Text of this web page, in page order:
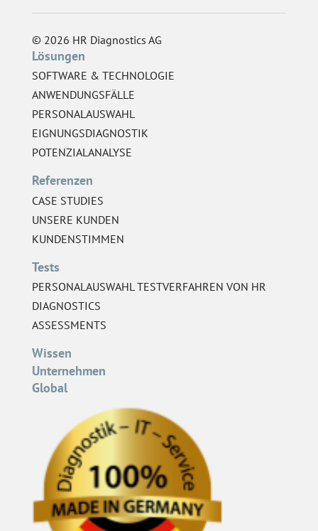
© 2026 HR Diagnostics AG
Lösungen
SOFTWARE & TECHNOLOGIE
ANWENDUNGSFÄLLE
PERSONALAUSWAHL
EIGNUNGSDIAGNOSTIK
POTENZIALANALYSE
Referenzen
CASE STUDIES
UNSERE KUNDEN
KUNDENSTIMMEN
Tests
PERSONALAUSWAHL TESTVERFAHREN VON HR
DIAGNOSTICS
ASSESSMENTS
Wissen
Unternehmen
Global